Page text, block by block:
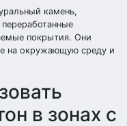
камень,
покрытия. Они
на окружающую среду и
в зонах с